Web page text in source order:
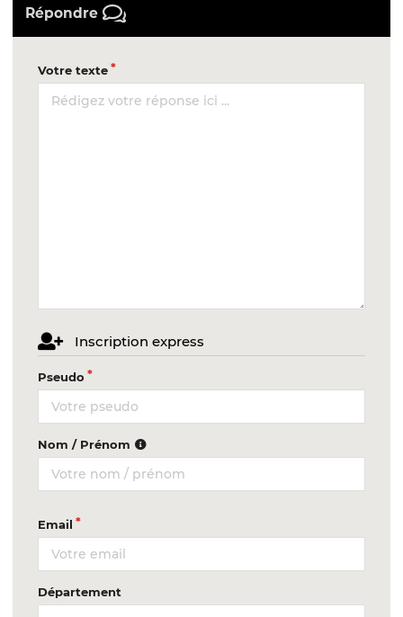
Répondre
Votre texte
Inscription express
Pseudo
Nom / Prénom
Email
Département